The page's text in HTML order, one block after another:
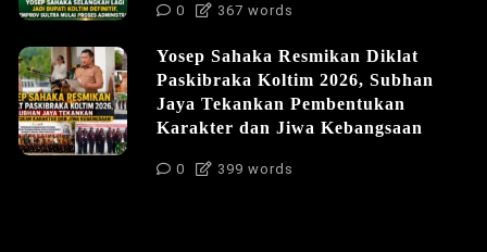
0 367 words
Yosep Sahaka Resmikan Diklat
Paskibraka Koltim 2026, Subhan
Jaya Tekankan Pembentukan
Karakter dan Jiwa Kebangsaan
0 399 words